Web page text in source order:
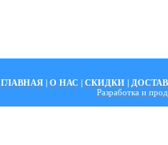
ГЛАВНАЯ | О НАС | СКИДКИ |
Разработка и